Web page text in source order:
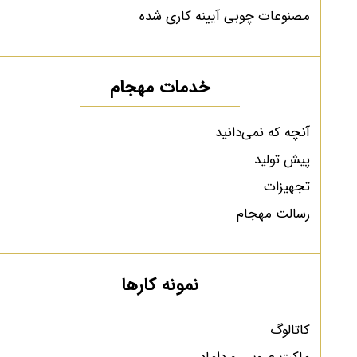
مصنوعات چوبی آیینه کاری شده
خدمات مهجام
آنچه که نمی‌دانید
پیش تولید
تجهیزات
رسالت مهجام
نمونه کارها
کاتالوگ